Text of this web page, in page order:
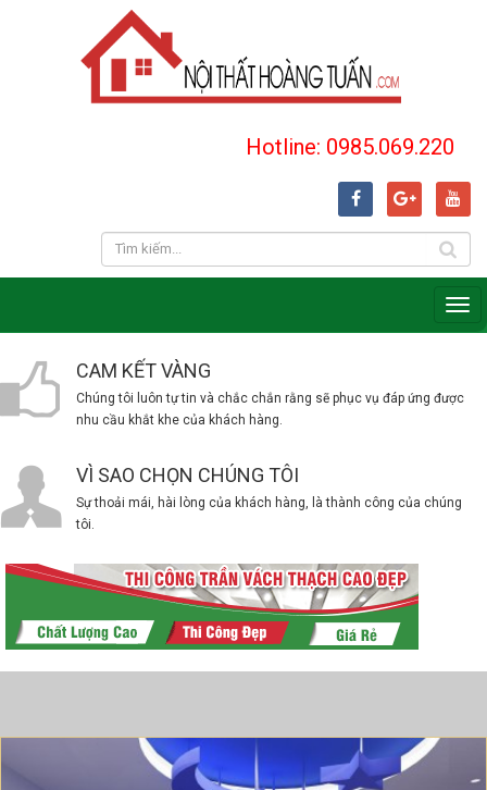
Hotline: 0985.069.220
CAM KẾT VÀNG
Chúng tôi luôn tự tin và chắc chắn rằng sẽ phục vụ đáp ứng được
nhu cầu khắt khe của khách hàng.
VÌ SAO CHỌN CHÚNG TÔI
Sự thoải mái, hài lòng của khách hàng, là thành công của chúng
tôi.